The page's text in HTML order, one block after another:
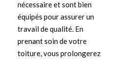
nécessaire et sont bien
équipés pour assurer un
travail de qualité. En
prenant soin de votre
toiture, vous prolongerez